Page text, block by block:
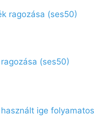
(ses50)